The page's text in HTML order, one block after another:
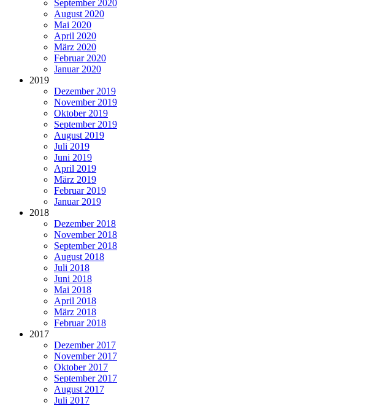
September 2020
August 2020
Mai 2020
April 2020
März 2020
Februar 2020
Januar 2020
2019
Dezember 2019
November 2019
Oktober 2019
September 2019
August 2019
Juli 2019
Juni 2019
April 2019
März 2019
Februar 2019
Januar 2019
2018
Dezember 2018
November 2018
September 2018
August 2018
Juli 2018
Juni 2018
Mai 2018
April 2018
März 2018
Februar 2018
2017
Dezember 2017
November 2017
Oktober 2017
September 2017
August 2017
Juli 2017